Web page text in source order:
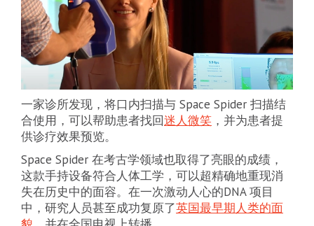
一家诊所发现，将口内扫描与 Space Spider 扫描结
合使用，可以帮助患者找回迷人微笑 ，并为患者提
供诊疗效果预览。
Space Spider 在考古学领域也取得了亮眼的成绩，
这款手持设备符合人体工学，可以超精确地重现消
失在历史中的面容。在一次激动人心的DNA 项目
中，研究人员甚至成功复原了英国最早期人类的面